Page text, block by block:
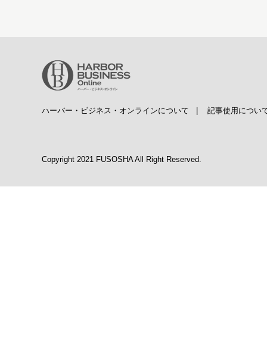
ハーバー・ビジネス・オンラインについて 記事使用につい
Copyright 2021 FUSOSHA All Right Reserved.